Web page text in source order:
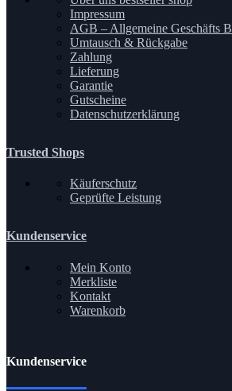
Impressum
AGB – Allgemeine Geschäfts
Umtausch & Rückgabe
Zahlung
Lieferung
Garantie
Gutscheine
Datenschutzerklärung
Trusted Shops
Käuferschutz
Geprüfte Leistung
Kundenservice
Mein Konto
Merkliste
Kontakt
Warenkorb
Kundenservice